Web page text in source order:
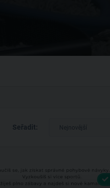
Seřadit: Nejnovější